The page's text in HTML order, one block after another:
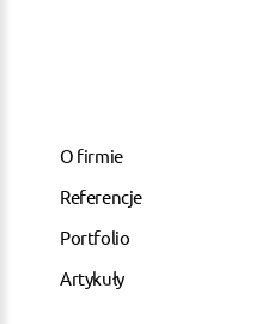
O firmie
Referencje
Portfolio
Artykuły